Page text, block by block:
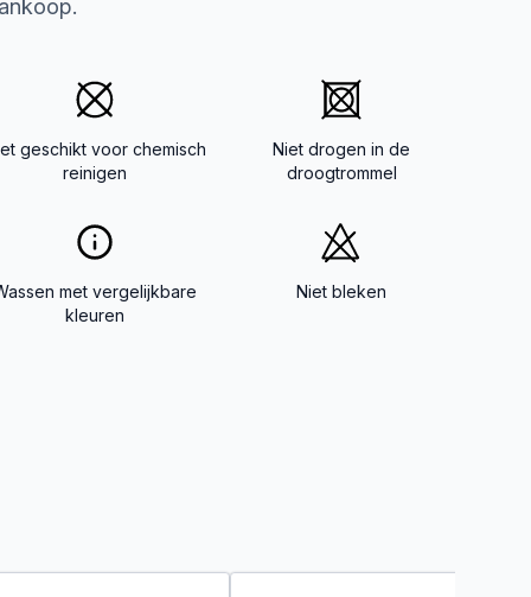
geschikt voor chemisch
reinigen
Niet drogen in de
droogtrommel
met vergelijkbare
kleuren
Niet bleken